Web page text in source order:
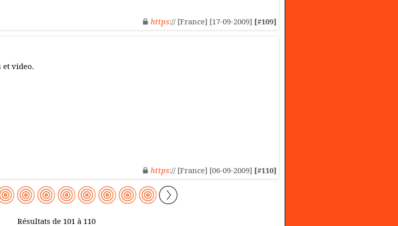
https:// [France] [17-09-2009] [#109]
et video.
https:// [France] [06-09-2009] [#110]
Résultats de 101 à 110